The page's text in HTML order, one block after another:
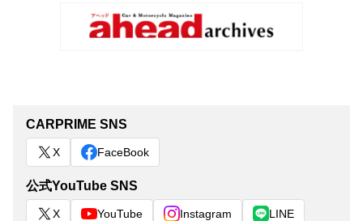
CARPRIME SNS
X FaceBook
公式YouTube SNS
X YouTube Instagram LINE